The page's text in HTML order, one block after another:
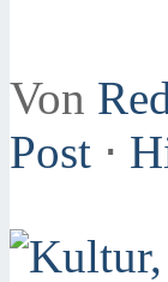
Von
Post ⋅